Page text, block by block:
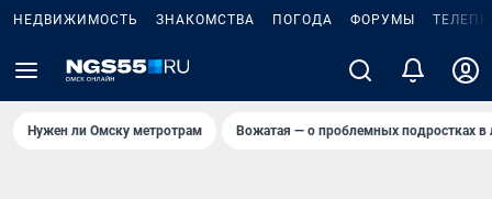
НЕДВИЖИМОСТЬ ЗНАКОМСТВА ПОГОДА ФОРУМЫ
Нужен ли Омску метротрам Вожатая — о проблемных подростках в